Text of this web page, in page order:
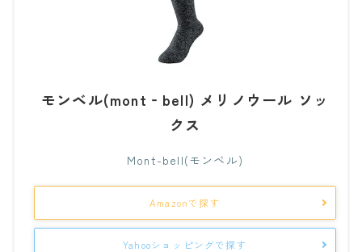
モンベル(mont‐bell) メリノウール ソッ
クス
Mont-bell(モンベル)
Amazonで探す
Yahooショッピングで探す